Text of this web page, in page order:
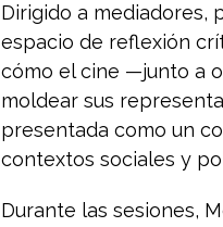
Dirigido a mediadores,
espacio de reflexión
cómo el cine —junto a
moldear sus
presentada como un
contextos sociales y
Durante las sesiones,